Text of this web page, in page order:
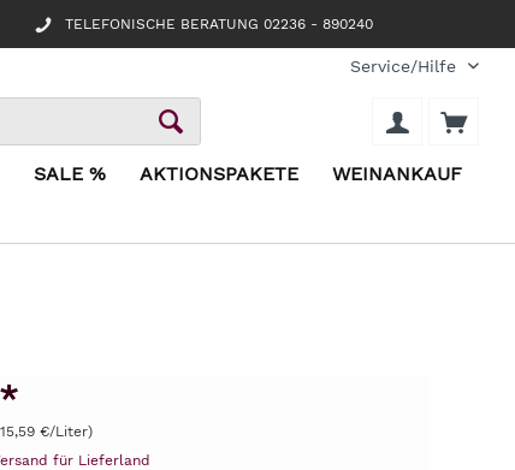
TELEFONISCHE BERATUNG 02236 - 890240
Service/Hilfe
SALE % AKTIONSPAKETE WEINANKAUF
€/Liter)
für Lieferland